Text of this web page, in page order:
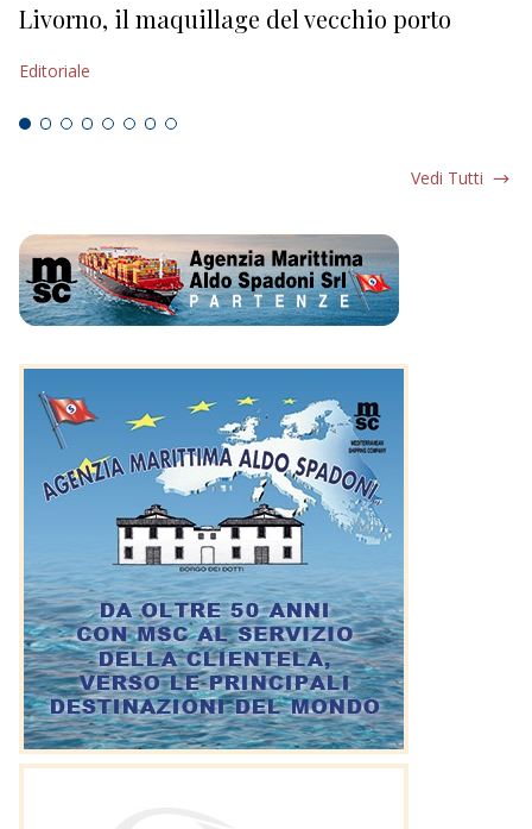
Livorno, il maquillage del vecchio porto
Editoriale
Vedi Tutti